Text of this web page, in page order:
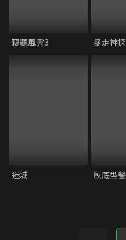
竊聽風雲3 暴走神探
迷城